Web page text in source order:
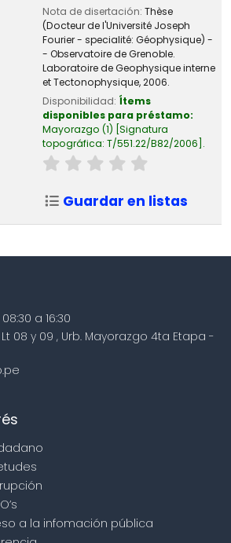
Nota de disertación: Thèse
(Docteur de l'Université Joseph
Fourier - specialité: Géophysique) -
- Observatoire de Grenoble.
Laboratoire de Geophysique interne
et Tectonophysique, 2006.
Disponibilidad: Ítems
disponibles para préstamo:
Mayorazgo (1) Signatura
topográfica: T/551.22/B82/2006 .
Guardar en listas
a 16:30
08 y 09 , Urb. Mayorazgo 4ta Etapa -
a la infomación pública